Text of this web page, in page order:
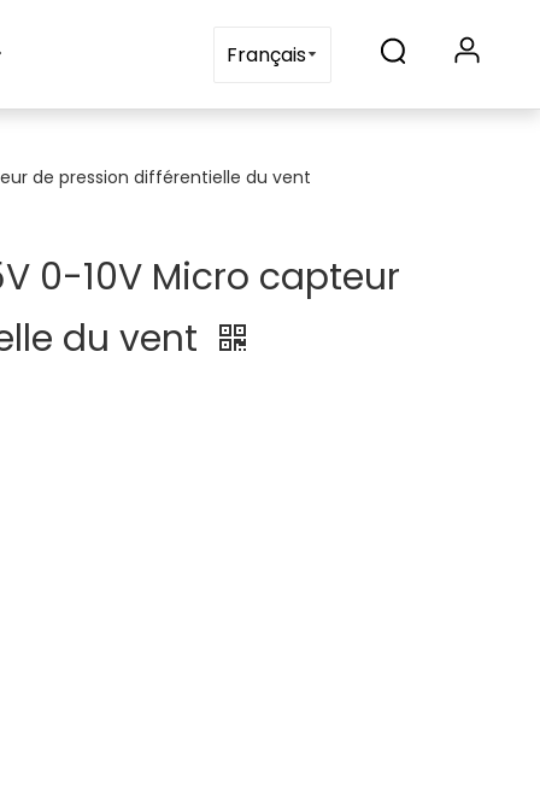
Contactez-nousFrançais
de pression différentielle du vent
0-10V Micro capteur
du vent